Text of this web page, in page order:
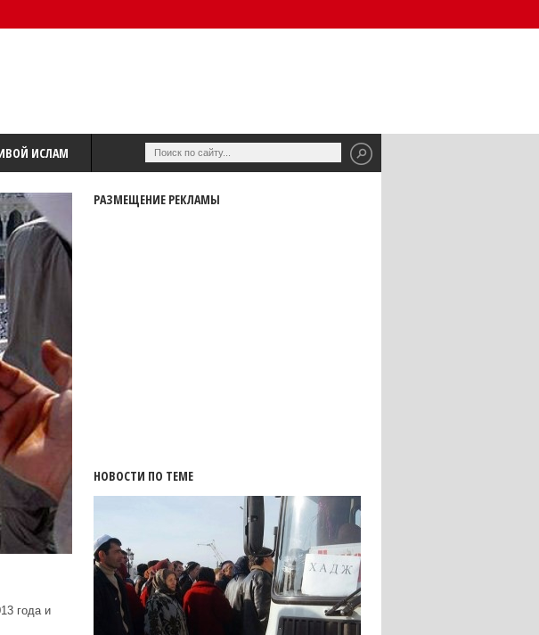
ИСЛАМ
года и
РАЗМЕЩЕНИЕ РЕКЛАМЫ
НОВОСТИ ПО ТЕМЕ